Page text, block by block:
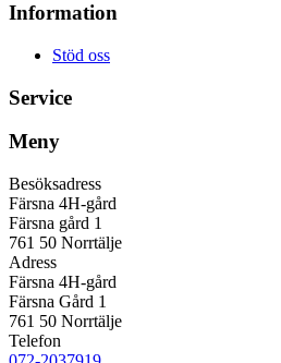
Information
Stöd oss
Service
Meny
Besöksadress
Färsna 4H-gård
Färsna gård 1
761 50 Norrtälje
Adress
Färsna 4H-gård
Färsna Gård 1
761 50 Norrtälje
Telefon